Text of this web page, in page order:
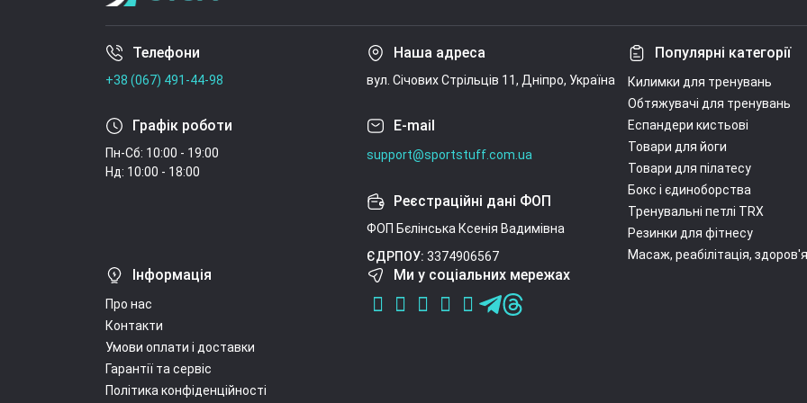
Телефони
+38 (067) 491-44-98
Графік роботи
Пн-Сб: 10:00 - 19:00
Нд: 10:00 - 18:00
Наша адреса
вул. Січових Стрільців 11, Дніпро, Україна
E-mail
support@sportstuff.com.ua
Реєстраційні дані ФОП
ФОП Бєлінська Ксенія Вадимівна
ЄДРПОУ: 3374906567
Популярні категорії
Килимки для тренувань
Обтяжувачі для тренувань
Еспандери кистьові
Товари для йоги
Товари для пілатесу
Бокс і єдиноборства
Тренувальні петлі TRX
Резинки для фітнесу
Масаж, реабілітація, здоров'я
Інформація
Про нас
Контакти
Умови оплати і доставки
Гарантії та сервіс
Політика конфіденційності
Ми у соціальних мережах